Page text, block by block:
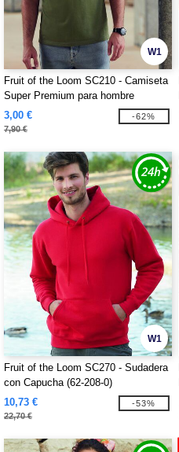
W1
Fruit of the Loom SC210 - Camiseta
Super Premium para hombre
3,00 €
7,90 €
-62%
W1
Fruit of the Loom SC270 - Sudadera
con Capucha (62-208-0)
10,73 €
22,70 €
-53%